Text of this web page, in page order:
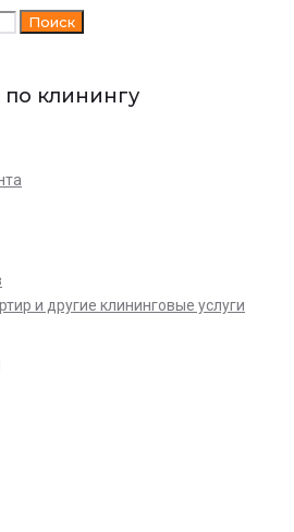
Поиск
клинингу
и другие клининговые услуги